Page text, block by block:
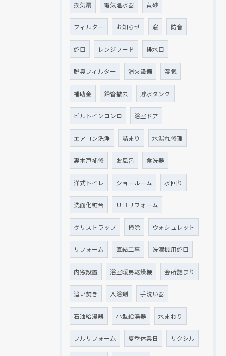
換気扇 電気温水器 黄砂
フィルター お知らせ 窓 防音
蛇口 レンジフード 排水口
脱臭フィルター 消火設備 湿気
補助金 鉛管撤去 貯水タンク
ビルトインコンロ 浴室ドア
エアコン洗浄 詰まり 水漏れ修理
裏木戸補修 お風呂 食洗器
洋式トイレ ショールーム 水回り
洗面化粧台 ＵＢリフォーム
グリストラップ 掃除 ウォシュレット
リフォーム 直結工事 洗濯機用蛇口
内窓設置 浴室暖房乾燥機 会所詰まり
追い焚き 入浴剤 手洗い器
石油給湯器 小型給湯器 水まわり
フルリフォーム 夏季休業日 リクシル
現在、新聞に入っている折込チラシです。
クリックでチラシのページにジャンプします
現在、新聞に入っている折込チラシです。
クリックでチラシのページにジャンプします